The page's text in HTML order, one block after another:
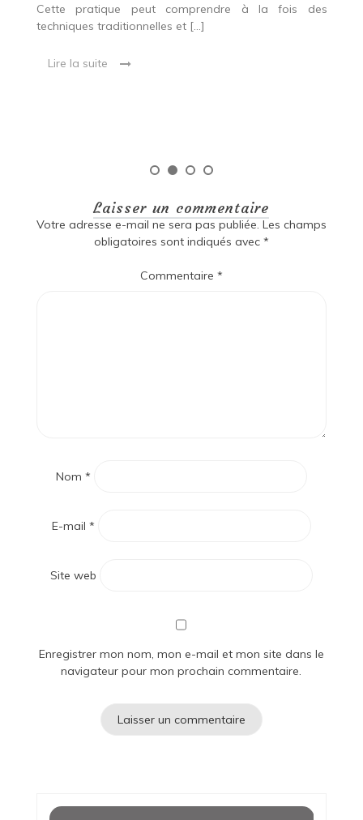
Cette pratique peut comprendre à la fois des
techniques traditionnelles et […]
Lire la suite
Laisser un commentaire
Votre adresse e-mail ne sera pas publiée. Les champs
obligatoires sont indiqués avec *
Commentaire *
Nom *
E-mail *
Site web
Enregistrer mon nom, mon e-mail et mon site dans le
navigateur pour mon prochain commentaire.